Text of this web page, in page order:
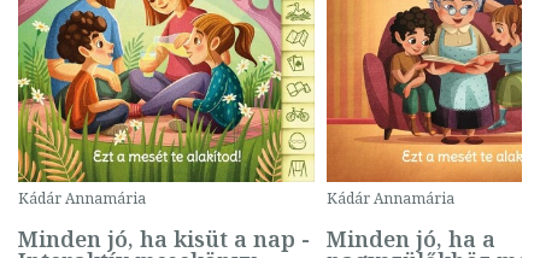
Kádár Annamária
Minden jó, ha kisüt a nap -
Kádár Annamária
Minden jó, ha a